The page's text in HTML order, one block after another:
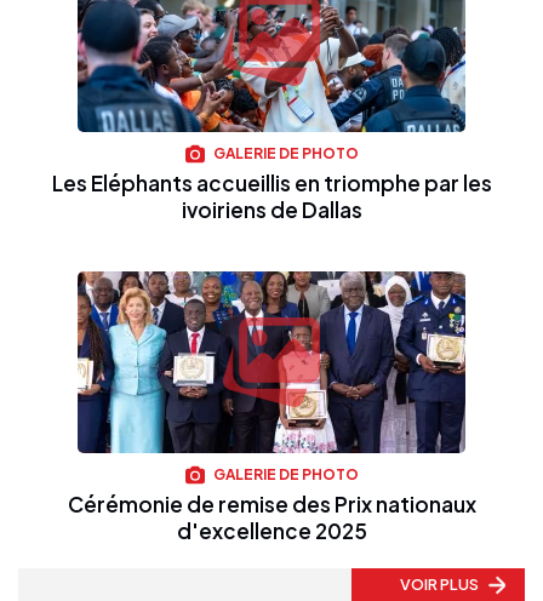
GALERIE DE PHOTO
Les Eléphants accueillis en triomphe par les
ivoiriens de Dallas
GALERIE DE PHOTO
Cérémonie de remise des Prix nationaux
d'excellence 2025
VOIR PLUS